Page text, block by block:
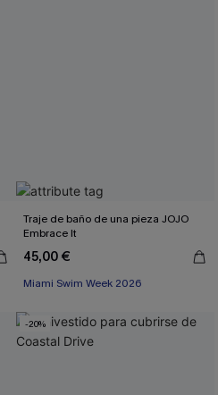
Traje de baño de una pieza JOJO
Embrace It
45,00 €
Miami Swim Week 2026
-20%